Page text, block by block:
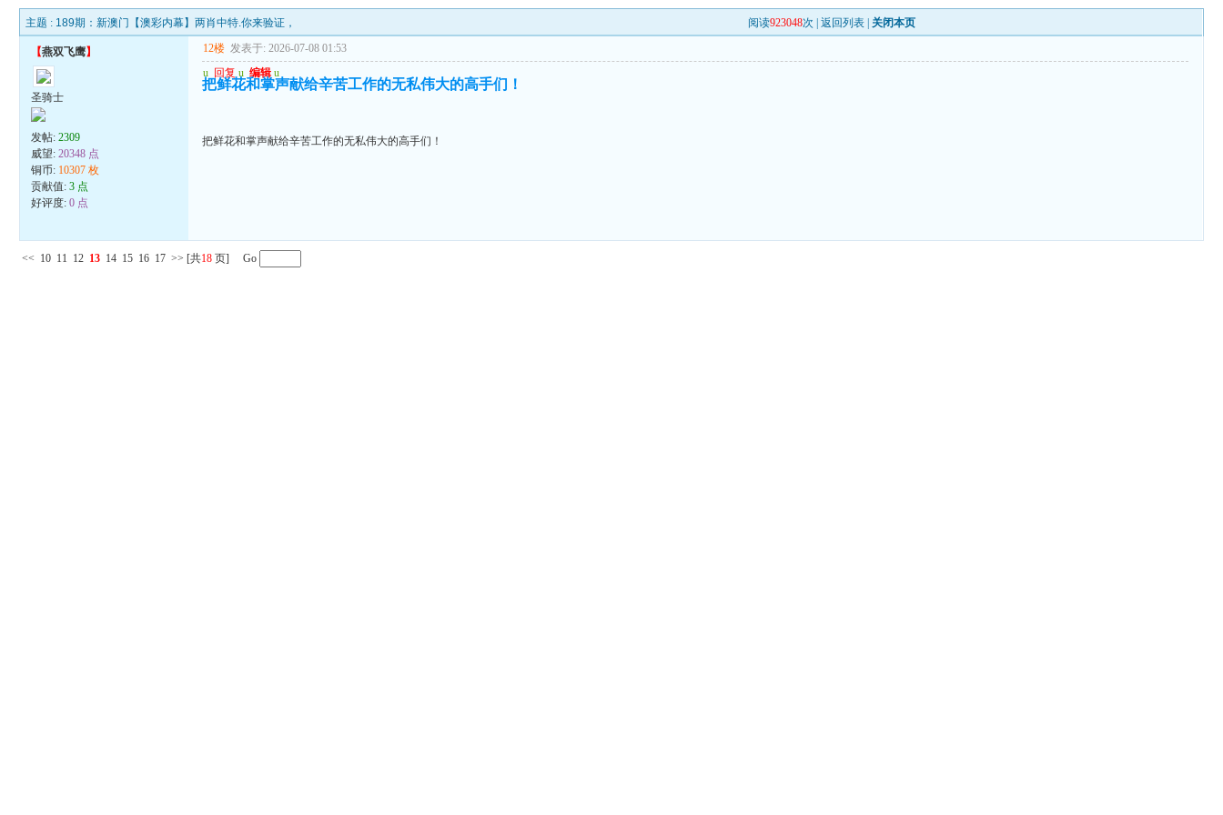
主题 : 189期：新澳门【澳彩内幕】两肖中特.你来验证， 阅读923048次 |返回列表 关闭本页
【燕双飞鹰】
圣骑士
发帖:2309
威望:20348 点
铜币: 10307 枚
贡献值:3 点
好评度:0 点
12楼 发表于: 2026-07-08 01:53
u 回复 u 编辑 u
把鲜花和掌声献给辛苦工作的无私伟大的高手们！
把鲜花和掌声献给辛苦工作的无私伟大的高手们！
<< 10 11 12 13 14 15 16 17 >> [共18 页] Go